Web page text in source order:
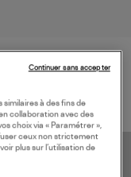
à des fins de
collaboration avec des
choix via « Paramétrer »,
ceux non strictement
plus sur l’utilisation de
Continuer sans accepter